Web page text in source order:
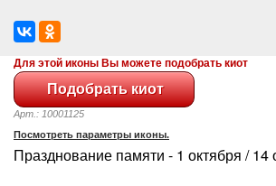
Для этой иконы Вы можете подобрать киот
Арт.: 10001125
Посмотреть параметры иконы.
Празднование памяти - 1 октября / 14